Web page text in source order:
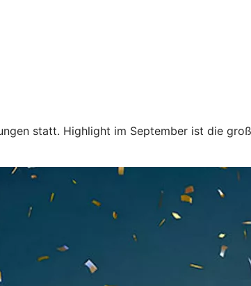
statt. Highlight im September ist die